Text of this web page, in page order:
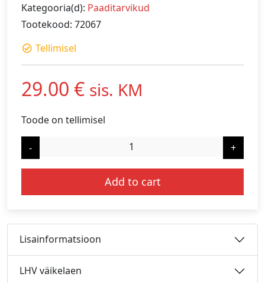
Kategooria(d): Paaditarvikud
Tootekood: 72067
Tellimisel
29.00 € sis. KM
Toode on tellimisel
- +
Add to cart
Lisainformatsioon
LHV väikelaen